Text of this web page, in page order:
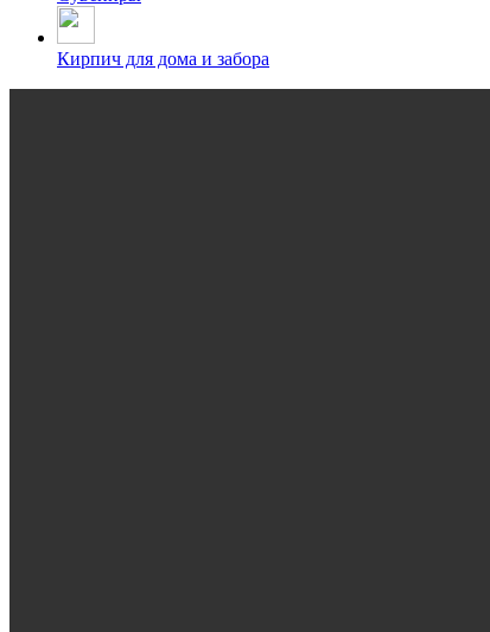
Кирпич для дома и забора